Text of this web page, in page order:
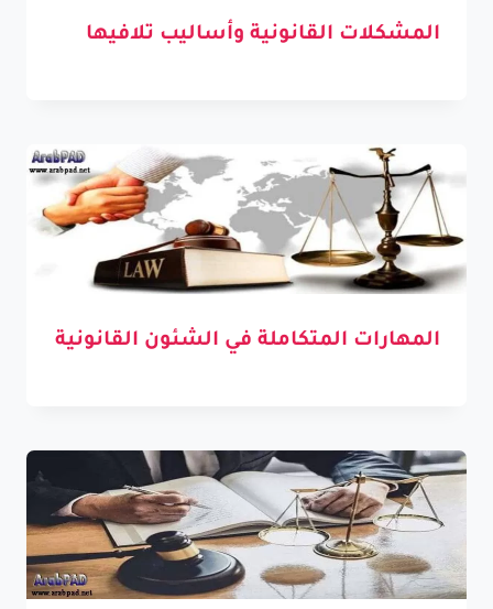
المشكلات القانونية وأساليب تلافيها
المهارات المتكاملة في الشئون القانونية